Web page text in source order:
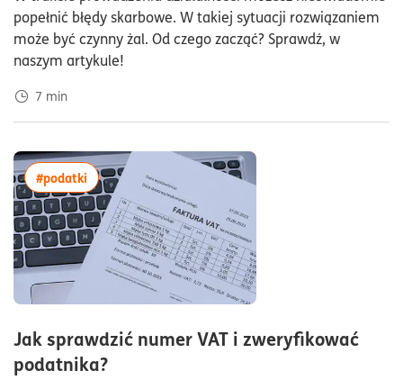
popełnić błędy skarbowe. W takiej sytuacji rozwiązaniem
może być czynny żal. Od czego zacząć? Sprawdź, w
naszym artykule!
7 min
Jak sprawdzić numer VAT i zweryfikować
podatnika?czas czytania6minuty
#podatki więcej artykułów z tagiem:#podatki